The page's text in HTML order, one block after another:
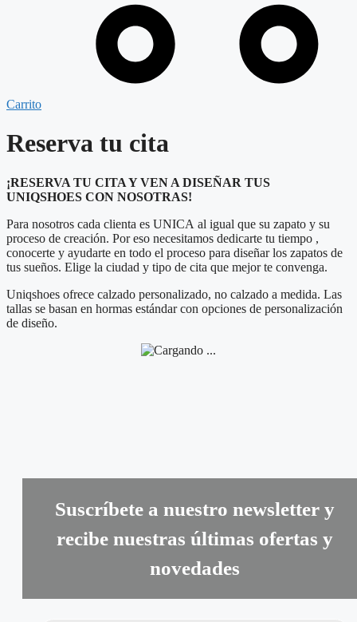
Carrito
Reserva tu cita
¡RESERVA TU CITA Y VEN A DISEÑAR TUS
UNIQSHOES CON NOSOTRAS!
Para nosotros cada clienta es UNICA al igual que su zapato y su
proceso de creación. Por eso necesitamos dedicarte tu tiempo ,
conocerte y ayudarte en todo el proceso para diseñar los zapatos de
tus sueños. Elige la ciudad y tipo de cita que mejor te convenga.
Uniqshoes ofrece calzado personalizado, no calzado a medida. Las
tallas se basan en hormas estándar con opciones de personalización
de diseño.
Suscríbete a nuestro newsletter y
recibe nuestras últimas ofertas y
novedades